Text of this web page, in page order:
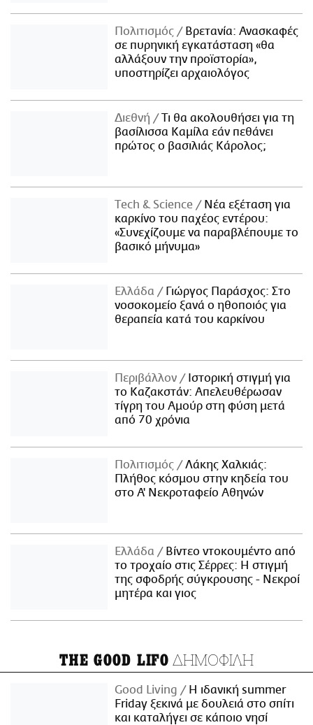
Πολιτισμός
Βρετανία: Ανασκαφές
σε πυρηνική εγκατάσταση «θα
αλλάξουν την προϊστορία»,
υποστηρίζει αρχαιολόγος
Διεθνή
Τι θα ακολουθήσει για τη
βασίλισσα Καμίλα εάν πεθάνει
πρώτος ο βασιλιάς Κάρολος;
Τech & Science
Νέα εξέταση για
καρκίνο του παχέος εντέρου:
«Συνεχίζουμε να παραβλέπουμε το
βασικό μήνυμα»
Ελλάδα
Γιώργος Παράσχος: Στο
νοσοκομείο ξανά ο ηθοποιός για
θεραπεία κατά του καρκίνου
Περιβάλλον
Ιστορική στιγμή για
το Καζακστάν: Απελευθέρωσαν
τίγρη του Αμούρ στη φύση μετά
από 70 χρόνια
Πολιτισμός
Λάκης Χαλκιάς:
Πλήθος κόσμου στην κηδεία του
στο Α' Νεκροταφείο Αθηνών
Ελλάδα
Βίντεο ντοκουμέντο από
το τροχαίο στις Σέρρες: Η στιγμή
της σφοδρής σύγκρουσης - Νεκροί
μητέρα και γιος
THE GOOD LIFO ΔΗΜΟΦΙΛΗ
Good Living
Η ιδανική summer
Friday ξεκινά με δουλειά στο σπίτι
και καταλήγει σε κάποιο νησί